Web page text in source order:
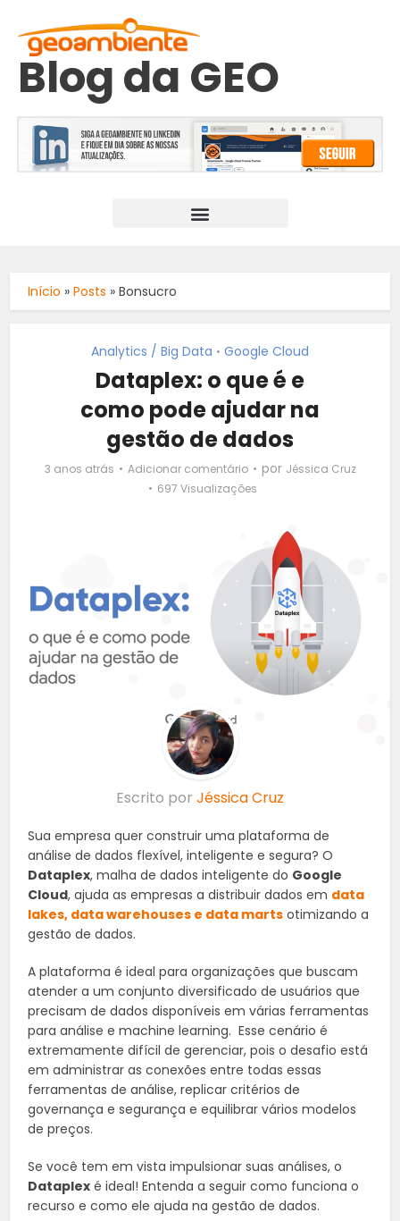
Blog da GEO
Início »Posts »Bonsucro
Analytics / Big Data • Google Cloud
Dataplex: o que é e
como pode ajudar na
gestão de dados
3 anos atrás Adicionar comentário por Jéssica Cruz
697 Visualizações
Escrito por Jéssica Cruz
Sua empresa quer construir uma plataforma de
análise de dados flexível, inteligente e segura? O
Dataplex, malha de dados inteligente do Google
Cloud, ajuda as empresas a distribuir dados em data
lakes, data warehouses e data marts otimizando a
gestão de dados.
A plataforma é ideal para organizações que buscam
atender a um conjunto diversificado de usuários que
precisam de dados disponíveis em várias ferramentas
para análise e machine learning. Esse cenário é
extremamente difícil de gerenciar, pois o desafio está
em administrar as conexões entre todas essas
ferramentas de análise, replicar critérios de
governança e segurança e equilibrar vários modelos
de preços.
Se você tem em vista impulsionar suas análises, o
Dataplex é ideal! Entenda a seguir como funciona o
recurso e como ele ajuda na gestão de dados.